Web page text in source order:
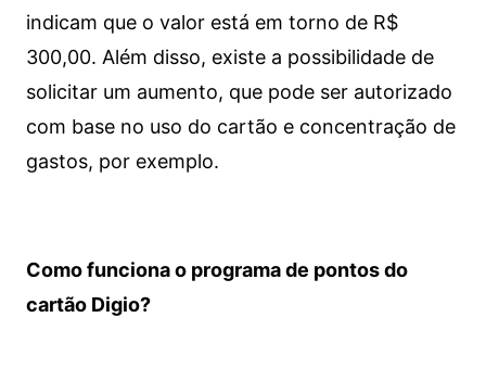
indicam que o valor está em torno de R$
300,00. Além disso, existe a possibilidade de
solicitar um aumento, que pode ser autorizado
com base no uso do cartão e concentração de
gastos, por exemplo.
Como funciona o programa de pontos do
cartão Digio?